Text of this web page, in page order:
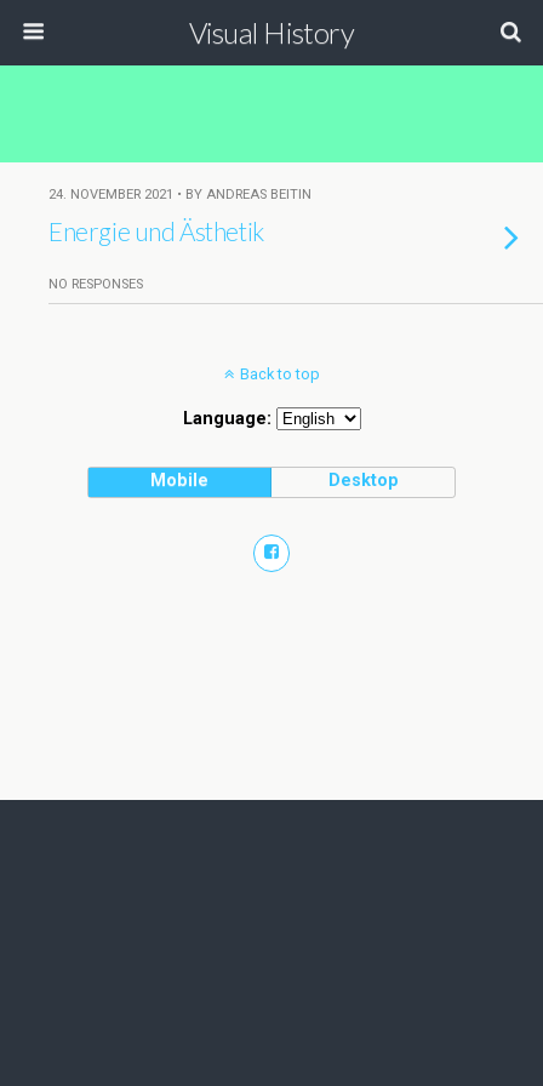
Visual History
24. NOVEMBER 2021 • BY ANDREAS BEITIN
Energie und Ästhetik
NO RESPONSES
Back to top
Language:
Mobile Desktop